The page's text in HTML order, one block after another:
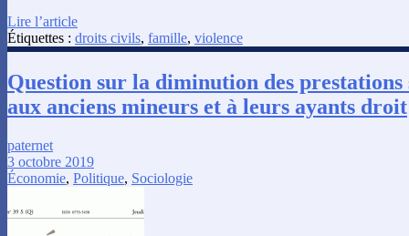
Lire l’article
Étiquettes : droits civils, famille, violence
Question sur la diminution des prestations
aux anciens mineurs et à leurs ayants droit
paternet
3 octobre 2019
Économie, Politique, Sociologie